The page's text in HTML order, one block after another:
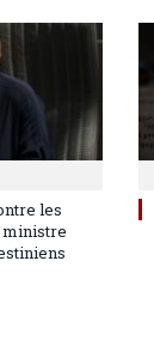
les
ministre